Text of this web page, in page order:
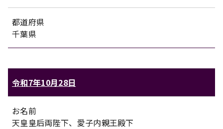
都道府県
千葉県
令和7年10月28日
お名前
天皇皇后両陛下、愛子内親王殿下